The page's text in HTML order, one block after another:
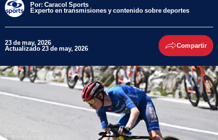
Por: Caracol Sports
Experto en transmisiones y contenido sobre deportes
23 de may, 2026
Actualizado 23 de may, 2026 Compartir